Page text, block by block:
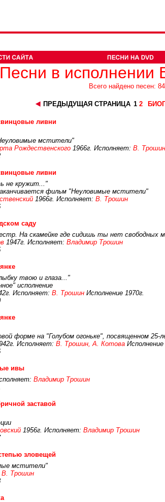
Песни в
Всего найдено песен:
ПРЕДЫДУЩАЯ СТРАНИЦА 1 2
ливни
мстители"
Рождественского 1966г. Исполняет: В. Трошин
ливни
не кружит..."
фильм "Неуловимые мстители"
1966г. Исполняет: В. Трошин
саду
На скамейке где сидишь ты нет свободных
1947г. Исполняет: Владимир Трошин
твою и глаза..."
исполнение
Исполняет: В. Трошин Исполнение 1970г.
форме на "Голубом огоньке", посвященном
Исполняет: В. Трошин, А. Котова Исполнение
ивы
Владимир Трошин
заставой
1956г. Исполняет: Владимир Трошин
зловещей
мстители"
В. Трошин